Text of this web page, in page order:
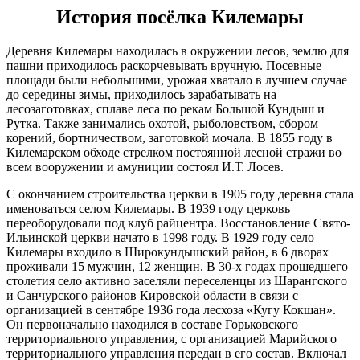
Мира, д №25 Абонент № 15 -
УТ 2/10 пгт Килемары, ул
47
12:03:0000000:665
Марий Эл, р-н Килемарский,
пгт Килемары, Тепловая сеть
301,9пм. от узловой точки
врезки 3/8 до стены здания пгт
Килемары, улЕгорова, д№14
окс
12:03:0000000:855
Марий Эл, р-н Килемарский,
пгт Килемары, Тепловая сеть
Магистарль №2 УТ 2/11 пгт
Килемары, ул Садовая, д №55
- пгт Килемары, ул Садовая д
№53. Абонент №50
окс
12:03:3101008:74
Марий Эл, р-н Килемарский,
пгт Килемары, коллективные
гаражи, поз. 25
зу нет
12:03:0000000:651
Марий Эл, р-н Килемарский,
пгт Килемары, начало
учетного участка-д №19 улю2
микрорайон, конец учетного
участка-колодец №46 по ул
Гагарина
окс
Марий Эл, р-н Килемарский,
пгт Килемары, начало
14.02
12:00
-2.8°
759
91%
4.8
299°
14.02
15:00
-4°
760
82%
4.6
296°
14.02
История посёлка Килемары
Деревня Килемары находилась в окружении лесов, землю для
пашни приходилось раскорчевывать вручную. Посевные
площади были небольшими, урожая хватало в лучшем случае
до середины зимы, приходилось зарабатывать на
лесозаготовках, сплаве леса по рекам Большой Кундыш и
Рутка. Также занимались охотой, рыболовством, сбором
корений, бортничеством, заготовкой мочала. В 1855 году в
Килемарском обходе стрелком постоянной лесной стражи во
всем вооружении и амуниции состоял И.Т. Лосев.
С окончанием строительства церкви в 1905 году деревня стала
именоваться селом Килемары. В 1939 году церковь
переоборудовали под клуб райцентра. Восстановление Свято-
Ильинской церкви начато в 1998 году. В 1929 году село
Килемары входило в Широкундышский район, в 6 дворах
проживали 15 мужчин, 12 женщин. В 30-х годах прошедшего
столетия село активно заселяли переселенцы из Шарангского
и Санчурского районов Кировской области в связи с
организацией в сентябре 1936 года лесхоза «Кугу Кокшан».
Он первоначально находился в составе Горьковского
территориального управления, с организацией Марийского
территориального управления передан в его состав. Включал